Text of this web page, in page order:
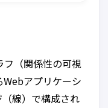
（関係性の可視
アプリケーシ
線）で構成され